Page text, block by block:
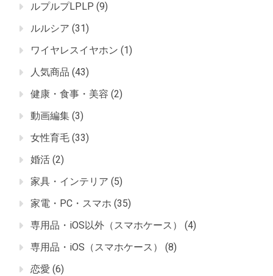
ルプルプLPLP (9)
ルルシア (31)
ワイヤレスイヤホン (1)
人気商品 (43)
健康・食事・美容 (2)
動画編集 (3)
女性育毛 (33)
婚活 (2)
家具・インテリア (5)
家電・PC・スマホ (35)
専用品・iOS以外（スマホケース）
(4)
専用品・iOS（スマホケース）
(8)
恋愛 (6)